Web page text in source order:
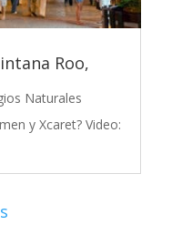
Roo,
Naturales
y Xcaret? Video: